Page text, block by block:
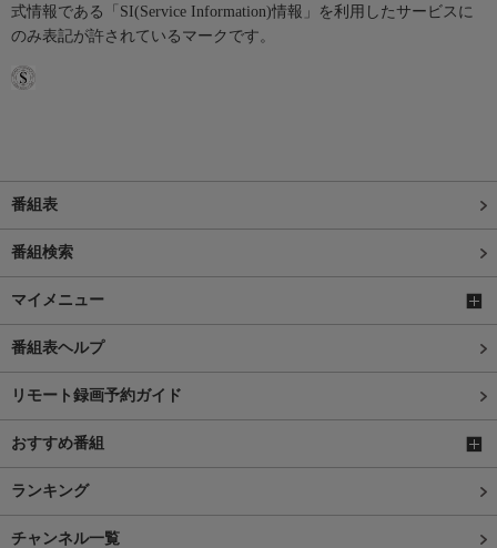
式情報である「SI(Service Information)情報」を利用したサービスに
のみ表記が許されているマークです。
番組表
番組検索
マイメニュー
番組表ヘルプ
リモート録画予約ガイド
おすすめ番組
ランキング
チャンネル一覧